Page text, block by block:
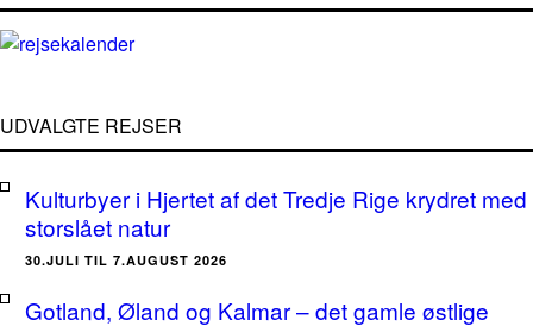
UDVALGTE REJSER
Kulturbyer i Hjertet af det Tredje Rige krydret med
storslået natur
30.JULI TIL 7.AUGUST 2026
Gotland, Øland og Kalmar – det gamle østlige